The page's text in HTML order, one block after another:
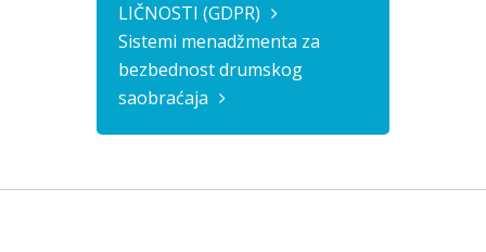
LIČNOSTI (GDPR)
Sistemi menadžmenta za
bezbednost drumskog
saobraćaja